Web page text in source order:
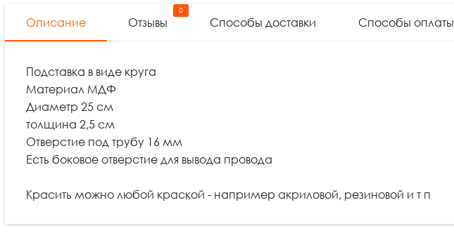
Описание
0
Отзывы Способы доставки Способы оплаты
Подставка в виде круга
Материал МДФ
Диаметр 25 см
толщина 2,5 см
Отверстие под трубу 16 мм
Есть боковое отверстие для вывода провода
Красить можно любой краской - например акриловой, резиновой и т п